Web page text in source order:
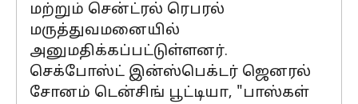
மற்றும் சென்ட்ரல் ரெபரல்
மருத்துவமனையில்
அனுமதிக்கப்பட்டுள்ளனர்.
செக்போஸ்ட் இன்ஸ்பெக்டர் ஜெனரல்
சோனம் டென்சிங் பூட்டியா, "பாஸ்கள்